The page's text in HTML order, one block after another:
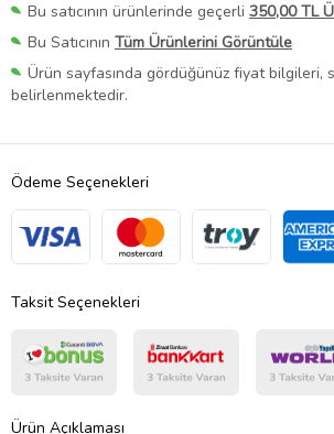
Bu satıcının ürünlerinde geçerli 350,00 TL
Bu Satıcının Tüm Ürünlerini Görüntüle
Ürün sayfasında gördüğünüz fiyat bilgileri,
belirlenmektedir.
Ödeme Seçenekleri
Taksit Seçenekleri
Ürün Açıklaması